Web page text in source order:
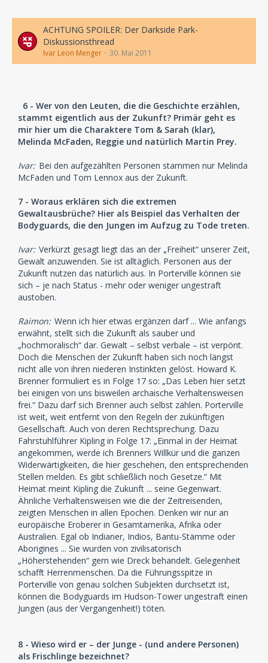
ACHTUNG SPOILER: Der Darkside Park-
Diskussionsthread
Ivar Leon Menger 30. Mai 2011
6 - Wer von den Leuten, die die Geschichte erzählen,
stammt eigentlich aus der Zukunft? Primär geht es
mir hier um die Charaktere Tom & Sarah (klar),
Melinda McFaden, Reggie und natürlich Martin Prey.
Ivar: Bei den aufgezählten Personen stammen nur Melinda
McFaden und Tom Lennox aus der Zukunft.
7 - Woraus erklären sich die extremen
Gewaltausbrüche? Hier als Beispiel das Verhalten der
Bodyguards, die den Jungen im Aufzug zu Tode treten.
Ivar: Verkürzt gesagt liegt das an der „Freiheit“ unserer Zeit,
Gewalt anzuwenden. Sie ist alltäglich. Personen aus der
Zukunft nutzen das natürlich aus. In Porterville können sie
sich – je nach Status - mehr oder weniger ungestraft
austoben.
Raimon: Wenn ich hier etwas ergänzen darf ... Wie anfangs
erwähnt, stellt sich die Zukunft als sauber und
„hochmoralisch“ dar. Gewalt – selbst verbale – ist verpönt.
Doch die Menschen der Zukunft haben sich noch längst
nicht alle von ihren niederen Instinkten gelöst. Howard K.
Brenner formuliert es in Folge 17 so: „Das Leben hier setzt
bei einigen von uns bisweilen archaische Verhaltensweisen
frei.“ Dazu darf sich Brenner auch selbst zählen. Porterville
ist weit, weit entfernt von den Regeln der zukünftigen
Gesellschaft. Auch von deren Rechtsprechung. Dazu
Fahrstuhlführer Kipling in Folge 17: „Einmal in der Heimat
angekommen, werde ich Brenners Willkür und die ganzen
Widerwärtigkeiten, die hier geschehen, den entsprechenden
Stellen melden. Es gibt schließlich noch Gesetze.“ Mit
Heimat meint Kipling die Zukunft ... seine Gegenwart.
Ähnliche Verhaltensweisen wie die der Zeitreisenden,
zeigten Menschen in allen Epochen. Denken wir nur an
europäische Eroberer in Gesamtamerika, Afrika oder
Australien. Egal ob Indianer, Indios, Bantu-Stämme oder
Aborigines ... Sie wurden von zivilisatorisch
„Höherstehenden“ gern wie Dreck behandelt. Gelegenheit
schafft Herrenmenschen. Da die Führungsspitze in
Porterville von genau solchen Subjekten durchsetzt ist,
können die Bodyguards im Hudson-Tower ungestraft einen
Jungen (aus der Vergangenheit!) töten.
8 - Wieso wird er – der Junge - (und andere Personen)
als Frischlinge bezeichnet?